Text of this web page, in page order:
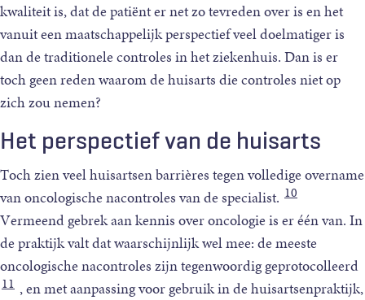
kwaliteit is, dat de patiënt er net zo tevreden over is en het
vanuit een maatschappelijk perspectief veel doelmatiger is
dan de traditionele controles in het ziekenhuis. Dan is er
toch geen reden waarom de huisarts die controles niet op
zich zou nemen?
Het perspectief van de huisarts
Toch zien veel huisartsen barrières tegen volledige overname
van oncologische nacontroles van de specialist. 10
Vermeend gebrek aan kennis over oncologie is er één van. In
de praktijk valt dat waarschijnlijk wel mee: de meeste
oncologische nacontroles zijn tegenwoordig geprotocolleerd
11 , en met aanpassing voor gebruik in de huisartsenpraktijk,